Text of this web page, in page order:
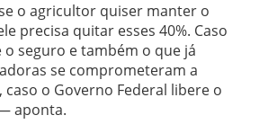
o agricultor quiser manter o
precisa quitar esses 40%. Caso
seguro e também o que já
se comprometeram a
caso o Governo Federal libere o
aponta.